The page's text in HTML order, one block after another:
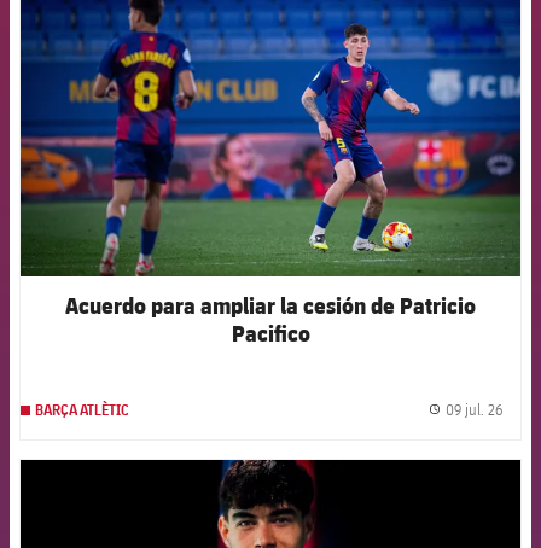
FCB Barcelona badge
Acuerdo para ampliar la cesión de Patricio
Pacifico
BARÇA ATLÈTIC 09 jul. 26
FCB Barcelona badge